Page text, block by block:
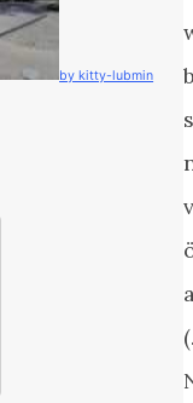
by kitty-lubmin